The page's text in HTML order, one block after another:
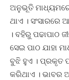
ଅନୁଭୂତି
ଥାଏ । ସଂସାରରେ
। ବହିରୁ ପଢାପାଠ
ସେଇ ପାଠ ଯାହା
ବୁଝି ହୁଏ । ପ୍ରକୃତ
କରିଥାଏ । ଭାବର